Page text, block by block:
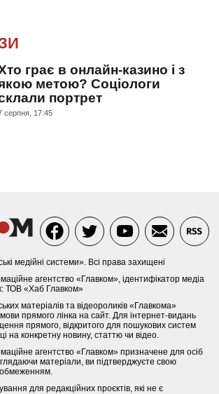
грає в онлайн-казино і з
метою? Соціологи
портрет
серпня, 17:45
медійні системи». Всі права захищені
агентство «Главком», ідентифікатор медіа
ТОВ «Хаб Главком»
матеріалів та відеороликів «Главкома»
прямого лінка на сайт. Для інтернет-видань
прямого, відкритого для пошукових систем
на конкретну новину, статтю чи відео.
агентство «Главком» призначене для осіб
матеріали, ви підтверджуєте свою
обмеженням.
для редакційних проєктів, які не є